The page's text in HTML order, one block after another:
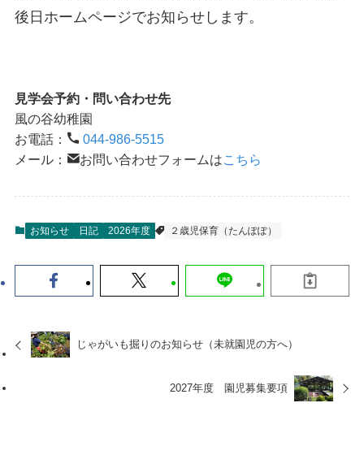
後日ホームページでお知らせします。
見学会予約・問い合わせ先
風の谷幼稚園
お電話：
044-986-5515
メール：
お問い合わせフォームはこちら
お知らせ 日記 2026年度 ２歳児保育（たんぽぽ）
じゃがいも掘りのお知らせ（未就園児の方へ）
2027年度 園児募集要項